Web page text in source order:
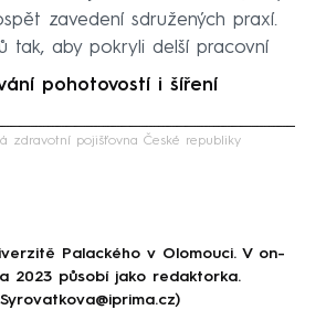
zavedení sdružených praxí.
tak, aby pokryli delší pracovní
pohotovostí i šíření
zdravotní pojišťovna České republiky
Palackého v Olomouci. V on-
2023 působí jako redaktorka.